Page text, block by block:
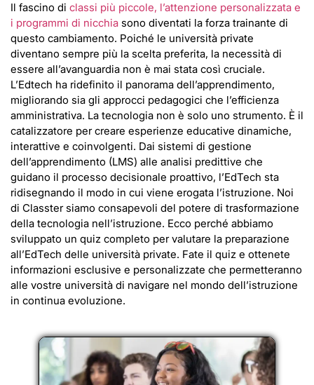
Il fascino di classi più piccole, l’attenzione personalizzata e
i programmi di nicchia sono diventati la forza trainante di
questo cambiamento. Poiché le università private
diventano sempre più la scelta preferita, la necessità di
essere all’avanguardia non è mai stata così cruciale.
L’Edtech ha ridefinito il panorama dell’apprendimento,
migliorando sia gli approcci pedagogici che l’efficienza
amministrativa. La tecnologia non è solo uno strumento. È il
catalizzatore per creare esperienze educative dinamiche,
interattive e coinvolgenti. Dai sistemi di gestione
dell’apprendimento (LMS) alle analisi predittive che
guidano il processo decisionale proattivo, l’EdTech sta
ridisegnando il modo in cui viene erogata l’istruzione. Noi
di Classter siamo consapevoli del potere di trasformazione
della tecnologia nell’istruzione. Ecco perché abbiamo
sviluppato un quiz completo per valutare la preparazione
all’EdTech delle università private. Fate il quiz e ottenete
informazioni esclusive e personalizzate che permetteranno
alle vostre università di navigare nel mondo dell’istruzione
in continua evoluzione.